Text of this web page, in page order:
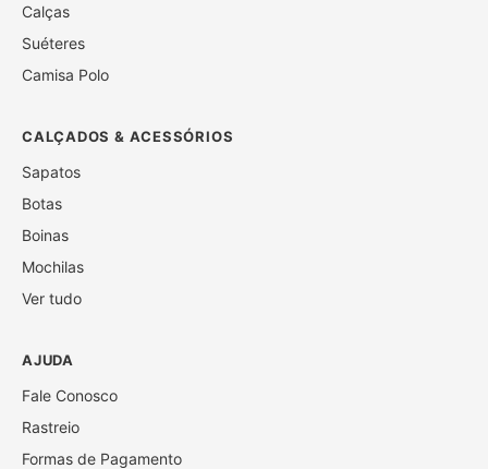
Calças
Suéteres
Camisa Polo
CALÇADOS & ACESSÓRIOS
Sapatos
Botas
Boinas
Mochilas
Ver tudo
AJUDA
Fale Conosco
Rastreio
Formas de Pagamento